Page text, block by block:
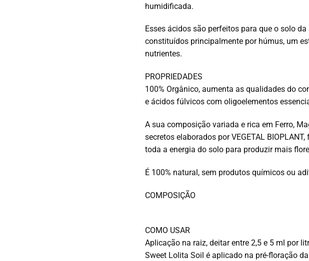
humidificada.
Esses ácidos são perfeitos para que o solo
constituídos principalmente por húmus, um
nutrientes.
PROPRIEDADES
100% Orgânico, aumenta as qualidades do
e ácidos fúlvicos com oligoelementos
A sua composição variada e rica em Ferro,
secretos elaborados por VEGETAL
toda a energia do solo para produzir mais
É 100% natural, sem produtos químicos ou
COMPOSIÇÃO
COMO USAR
Aplicação na raiz, deitar entre 2,5 e 5 ml por
Sweet Lolita Soil é aplicado na pré-floração